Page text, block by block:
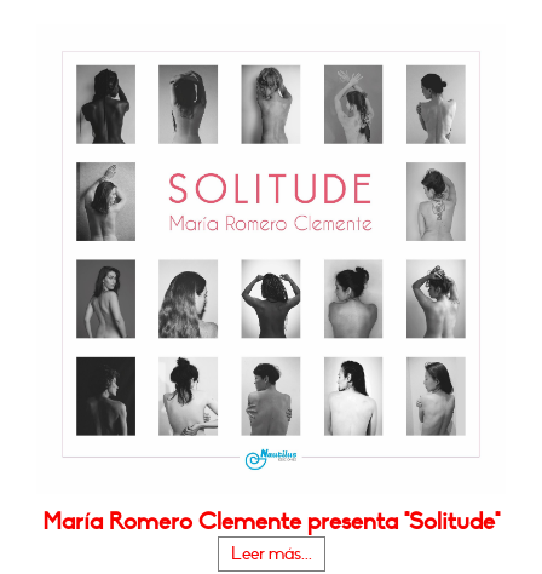
María Romero Clemente presenta "Solitude"
Leer más...